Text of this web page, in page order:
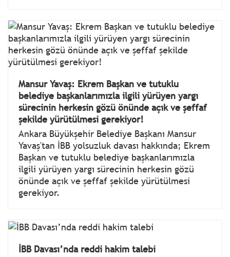
Mansur Yavaş: Ekrem Başkan ve tutuklu
belediye başkanlarımızla ilgili yürüyen yargı
sürecinin herkesin gözü önünde açık ve şeffaf
şekilde yürütülmesi gerekiyor!
Ankara Büyükşehir Belediye Başkanı Mansur
Yavaş'tan İBB yolsuzluk davası hakkında; Ekrem
Başkan ve tutuklu belediye başkanlarımızla
ilgili yürüyen yargı sürecinin herkesin gözü
önünde açık ve şeffaf şekilde yürütülmesi
gerekiyor.
İBB Davası’nda reddi hakim talebi